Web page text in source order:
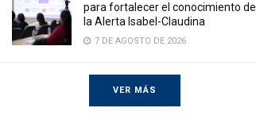
para fortalecer el conocimiento de
la Alerta Isabel-Claudina
7 DE AGOSTO DE 2026
VER MÁS